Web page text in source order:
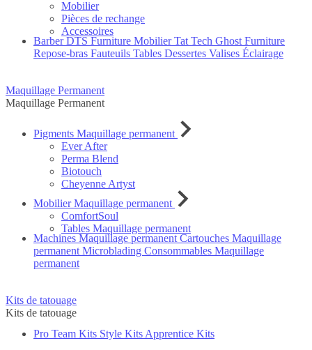
Mobilier
Pièces de rechange
Accessoires
Barber DTS Furniture Mobilier Tat Tech Ghost Furniture
Repose-bras Fauteuils Tables Dessertes Valises Éclairage
Maquillage Permanent
Maquillage Permanent
Pigments Maquillage permanent
Ever After
Perma Blend
Biotouch
Cheyenne Artyst
Mobilier Maquillage permanent
ComfortSoul
Tables Maquillage permanent
Machines Maquillage permanent Cartouches Maquillage
permanent Microblading Consommables Maquillage
permanent
Kits de tatouage
Kits de tatouage
Pro Team Kits Style Kits Apprentice Kits